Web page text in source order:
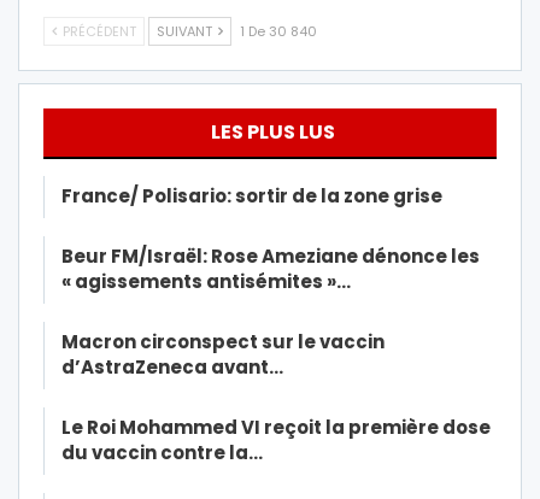
PRÉCÉDENT SUIVANT 1 De 30 840
LES PLUS LUS
France/ Polisario: sortir de la zone grise
Beur FM/Israël: Rose Ameziane dénonce les
« agissements antisémites »…
Macron circonspect sur le vaccin
d’AstraZeneca avant…
Le Roi Mohammed VI reçoit la première dose
du vaccin contre la…